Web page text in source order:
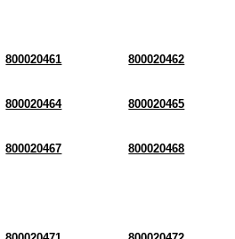
800020461 800020462
800020464 800020465
800020467 800020468